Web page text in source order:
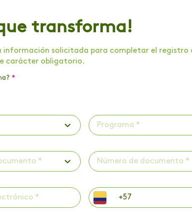
transforma!
solicitada para completar el registro
carácter obligatorio.
*
Programa *
*